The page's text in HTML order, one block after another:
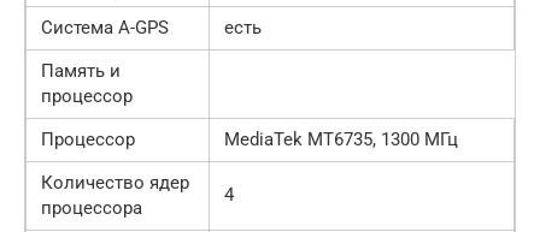
Cистема A-GPS
есть
Память и
процессор
Процессор
MediaTek MT6735, 1300 МГц
Количество ядер
процессора
4